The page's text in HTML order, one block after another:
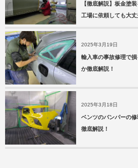
【徹底解説】板金塗
工場に依頼しても大丈
2025年3月19日
輸入車の事故修理で
か徹底解説！
2025年3月18日
ベンツのバンパーの
徹底解説！